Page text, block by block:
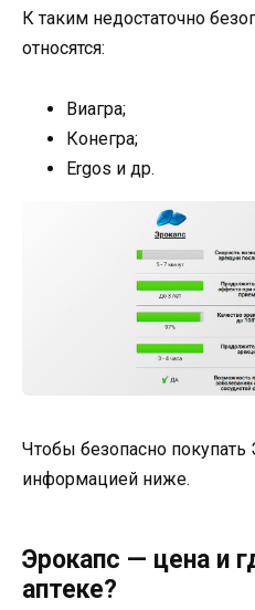
К таким недостаточно
относятся:
Виагра;
Конегра;
Ergos и др.
Чтобы безопасно покупать
информацией ниже.
Эрокапс — цена и
аптеке?